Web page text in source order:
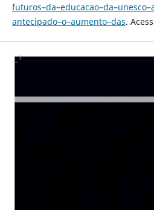
antecipado–o–aumento–das.